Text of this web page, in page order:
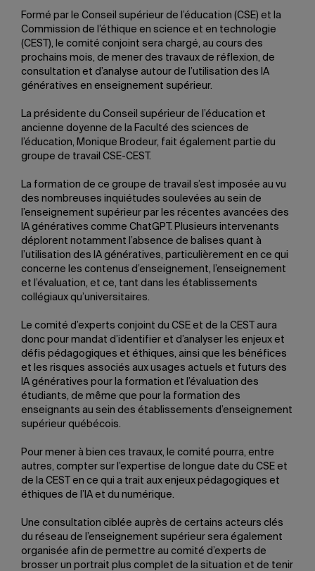
Formé par le Conseil supérieur de l’éducation (CSE) et la
Commission de l’éthique en science et en technologie
(CEST), le comité conjoint sera chargé, au cours des
prochains mois, de mener des travaux de réflexion, de
consultation et d’analyse autour de l’utilisation des IA
génératives en enseignement supérieur.
La présidente du Conseil supérieur de l’éducation et
ancienne doyenne de la Faculté des sciences de
l’éducation, Monique Brodeur, fait également partie du
groupe de travail CSE-CEST.
La formation de ce groupe de travail s’est imposée au vu
des nombreuses inquiétudes soulevées au sein de
l’enseignement supérieur par les récentes avancées des
IA génératives comme ChatGPT. Plusieurs intervenants
déplorent notamment l’absence de balises quant à
l’utilisation des IA génératives, particulièrement en ce qui
concerne les contenus d’enseignement, l’enseignement
et l’évaluation, et ce, tant dans les établissements
collégiaux qu’universitaires.
Le comité d’experts conjoint du CSE et de la CEST aura
donc pour mandat d’identifier et d’analyser les enjeux et
défis pédagogiques et éthiques, ainsi que les bénéfices
et les risques associés aux usages actuels et futurs des
IA génératives pour la formation et l’évaluation des
étudiants, de même que pour la formation des
enseignants au sein des établissements d’enseignement
supérieur québécois.
Pour mener à bien ces travaux, le comité pourra, entre
autres, compter sur l’expertise de longue date du CSE et
de la CEST en ce qui a trait aux enjeux pédagogiques et
éthiques de l’IA et du numérique.
Une consultation ciblée auprès de certains acteurs clés
du réseau de l’enseignement supérieur sera également
organisée afin de permettre au comité d’experts de
brosser un portrait plus complet de la situation et de tenir